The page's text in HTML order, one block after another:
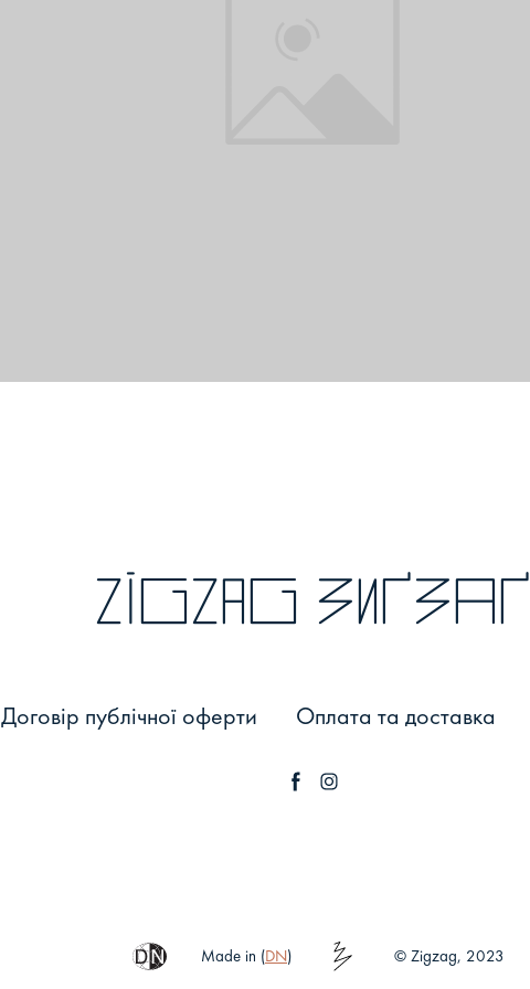
zigzag зиґзаґ
Договір публічної оферти Оплата та доставка
Made in (DN) © Zigzag, 2023